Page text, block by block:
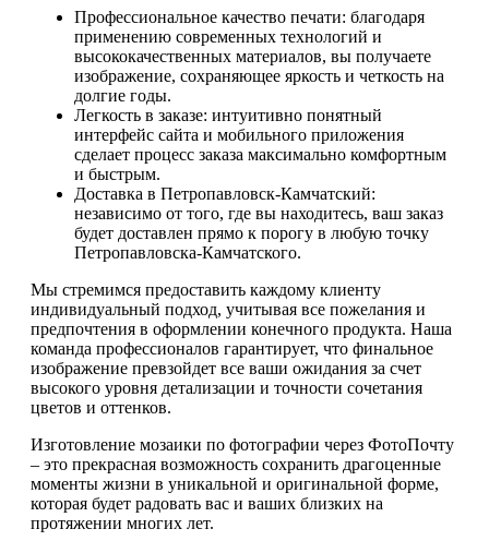
Профессиональное качество печати: благодаря
применению современных технологий и
высококачественных материалов, вы получаете
изображение, сохраняющее яркость и четкость на
долгие годы.
Легкость в заказе: интуитивно понятный
интерфейс сайта и мобильного приложения
сделает процесс заказа максимально комфортным
и быстрым.
Доставка в Петропавловск-Камчатский:
независимо от того, где вы находитесь, ваш заказ
будет доставлен прямо к порогу в любую точку
Петропавловска-Камчатского.
Мы стремимся предоставить каждому клиенту
индивидуальный подход, учитывая все пожелания и
предпочтения в оформлении конечного продукта. Наша
команда профессионалов гарантирует, что финальное
изображение превзойдет все ваши ожидания за счет
высокого уровня детализации и точности сочетания
цветов и оттенков.
Изготовление мозаики по фотографии через ФотоПочту
– это прекрасная возможность сохранить драгоценные
моменты жизни в уникальной и оригинальной форме,
которая будет радовать вас и ваших близких на
протяжении многих лет.